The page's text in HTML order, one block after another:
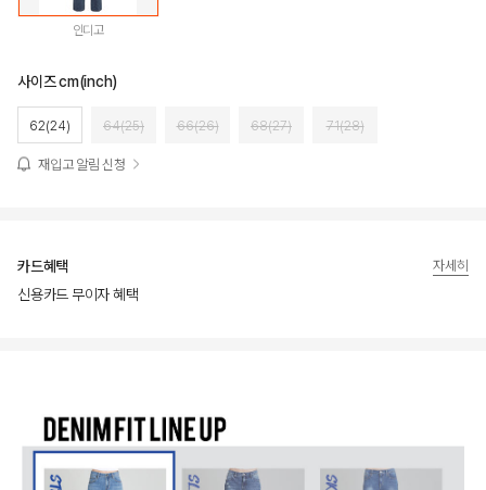
인디고
사이즈 cm(inch)
62(24) 64(25) 66(26) 68(27) 71(28)
재입고 알림 신청
카드혜택
신용카드 무이자 혜택
자세히